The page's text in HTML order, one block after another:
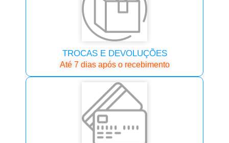
TROCAS E DEVOLUÇÕES
Até 7 dias após o recebimento